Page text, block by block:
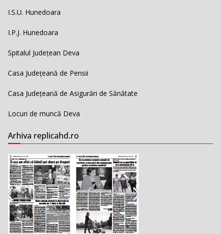
I.S.U. Hunedoara
I.P.J. Hunedoara
Spitalul Județean Deva
Casa Județeană de Pensii
Casa Județeană de Asigurări de Sănătate
Locuri de muncă Deva
Arhiva replicahd.ro